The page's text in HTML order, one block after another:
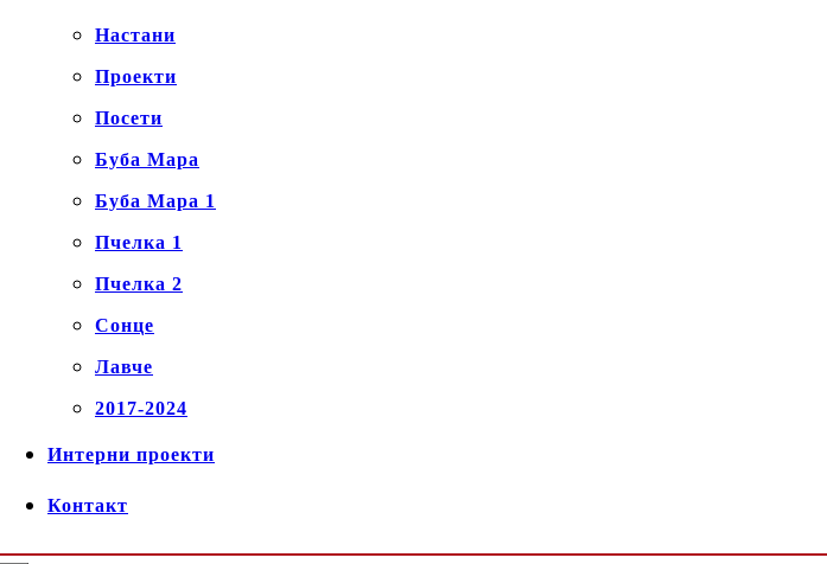
Настани
Проекти
Посети
Буба Мара
Буба Мара 1
Пчелка 1
Пчелка 2
Сонце
Лавче
2017-2024
Интерни проекти
Контакт